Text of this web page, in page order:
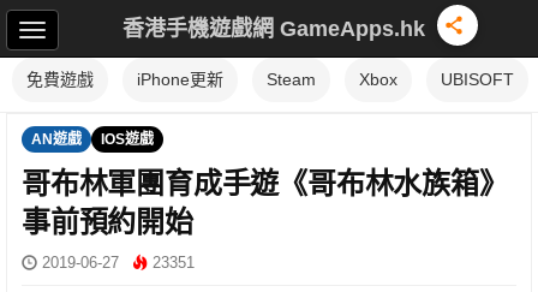
香港手機遊戲網 GameApps.hk
免費遊戲 iPhone更新 Steam Xbox UBISOFT
AN遊戲 IOS遊戲
哥布林軍團育成手遊《哥布林水族箱》
事前預約開始
2019-06-27 23351